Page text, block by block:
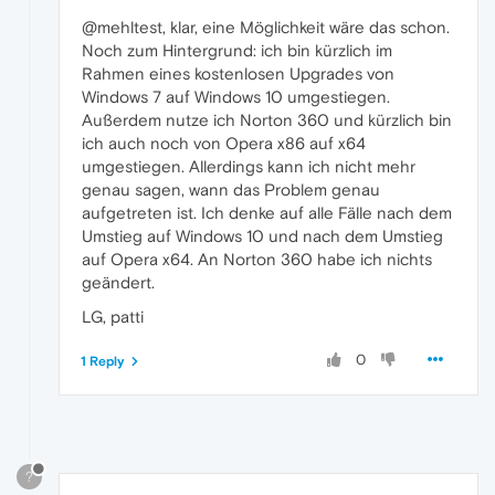
@mehltest, klar, eine Möglichkeit wäre das schon.
Noch zum Hintergrund: ich bin kürzlich im
Rahmen eines kostenlosen Upgrades von
Windows 7 auf Windows 10 umgestiegen.
Außerdem nutze ich Norton 360 und kürzlich bin
ich auch noch von Opera x86 auf x64
umgestiegen. Allerdings kann ich nicht mehr
genau sagen, wann das Problem genau
aufgetreten ist. Ich denke auf alle Fälle nach dem
Umstieg auf Windows 10 und nach dem Umstieg
auf Opera x64. An Norton 360 habe ich nichts
geändert.
LG, patti
0
1 Reply
?